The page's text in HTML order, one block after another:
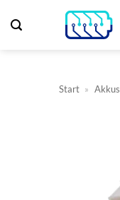
Inhalt
Start » Akkus